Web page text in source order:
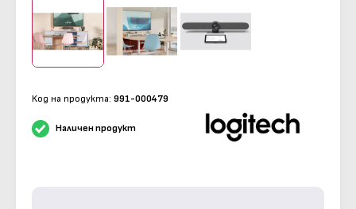
Код на продукта: 991-000479
Наличен продукт